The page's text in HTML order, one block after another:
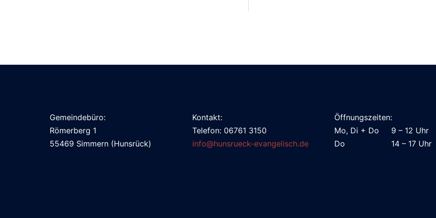
Gemeindebüro:
Römerberg 1
55469 Simmern (Hunsrück)
Kontakt:
Telefon: 06761 3150
info@hunsrueck-evangelisch.de
Öffnungszeiten:
Mo, Di + Do 9 – 12 Uhr
Do 14 – 17 Uhr